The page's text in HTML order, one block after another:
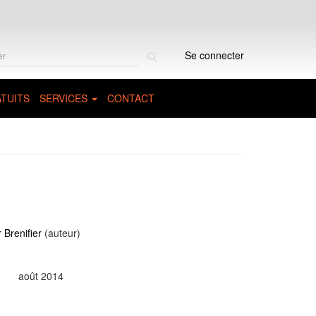
Se connecter
SERVICES CONTACT
Brenifier (auteur)
août 2014